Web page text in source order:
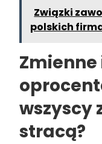
Związki
polskich
Zmienne
wszyscy
stracą?